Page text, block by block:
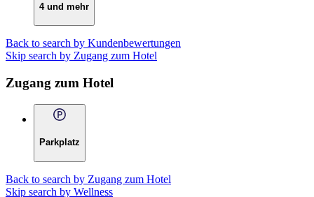
4 und mehr
Back to search by Kundenbewertungen
Skip search by Zugang zum Hotel
Zugang zum Hotel
Parkplatz
Back to search by Zugang zum Hotel
Skip search by Wellness